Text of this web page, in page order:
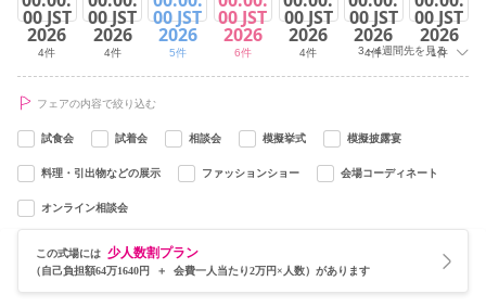
00 JST
2026
4件
00 JST
2026
4件
00 JST
2026
5件
00 JST
2026
6件
00 JST
2026
4件
00 JST
2026
4件
00 JST
2026
1件
3～4週間先を見る
フェアの内容で絞り込む
試食会 試着会 相談会 模擬挙式 模擬披露宴
料理・引出物などの展示 ファッションショー 会場コーディネート
オンライン相談会
この式場には 少人数割プラン
（自己負担額64万1640円 ＋ 会費一人当たり2万円×人数）があります